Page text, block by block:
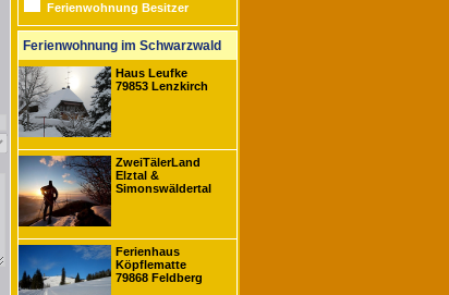
Ferienwohnung Besitzer
Ferienwohnung im Schwarzwald
Haus Leufke
79853 Lenzkirch
ZweiTälerLand
Elztal &
Simonswäldertal
Ferienhaus
Köpflematte
79868 Feldberg